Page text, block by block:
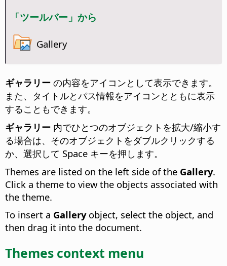
「ツールバー」から
Gallery
ギャラリー の内容をアイコンとして表示できます。
また、タイトルとパス情報をアイコンとともに表示
することもできます。
ギャラリー 内でひとつのオブジェクトを拡大/縮小す
る場合は、そのオブジェクトをダブルクリックする
か、選択して Space キーを押します。
Themes are listed on the left side of the Gallery.
Click a theme to view the objects associated with
the theme.
To insert a Gallery object, select the object, and
then drag it into the document.
Themes context menu